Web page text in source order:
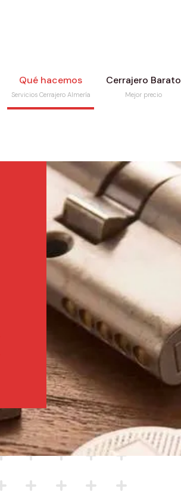
Qué hacemos
Servicios Cerrajero Almería
Cerrajero Barato
Mejor precio